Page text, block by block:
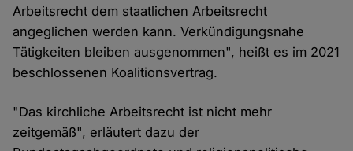
Arbeitsrecht dem staatlichen Arbeitsrecht
angeglichen werden kann. Verkündigungsnahe
Tätigkeiten bleiben ausgenommen", heißt es im 2021
beschlossenen Koalitionsvertrag.
"Das kirchliche Arbeitsrecht ist nicht mehr
zeitgemäß", erläutert dazu der